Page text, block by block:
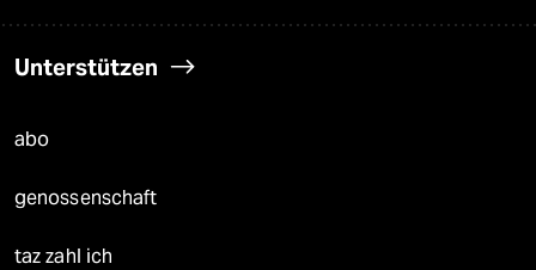
Unterstützen
abo
genossenschaft
taz zahl ich